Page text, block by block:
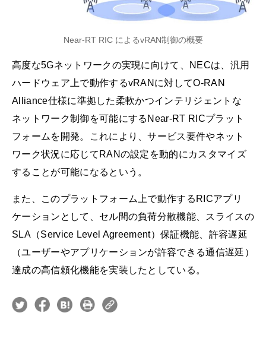
Near-RT RIC によるvRAN制御の概要
高度な5Gネットワークの実現に向けて、NECは、汎用
ハードウェア上で動作するvRANに対してO-RAN
Alliance仕様に準拠した柔軟かつインテリジェントな
ネットワーク制御を可能にするNear-RT RICプラット
フォームを開発。これにより、サービス要件やネット
ワーク状況に応じてRANの設定を動的にカスタマイズ
することが可能になるという。
また、このプラットフォーム上で動作するRICアプリ
ケーションとして、セル間の負荷分散機能、スライスの
SLA（Service Level Agreement）保証機能、許容遅延
（ユーザーやアプリケーションが許容できる通信遅延）
達成の高信頼化機能を実装したとしている。